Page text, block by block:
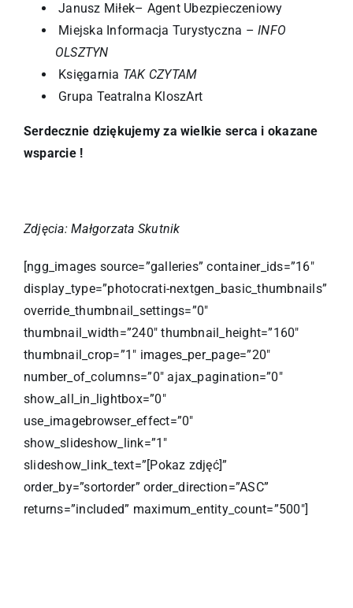
Janusz Miłek– Agent Ubezpieczeniowy
Miejska Informacja Turystyczna –INFO
OLSZTYN
Księgarnia TAK CZYTAM
Grupa Teatralna KloszArt
Serdecznie dziękujemy za wielkie serca i okazane
wsparcie !
Zdjęcia: Małgorzata Skutnik
[ngg_images source=”galleries” container_ids=”16″
display_type=”photocrati-nextgen_basic_thumbnails”
override_thumbnail_settings=”0″
thumbnail_width=”240″ thumbnail_height=”160″
thumbnail_crop=”1″ images_per_page=”20″
number_of_columns=”0″ ajax_pagination=”0″
show_all_in_lightbox=”0″
use_imagebrowser_effect=”0″
show_slideshow_link=”1″
slideshow_link_text=”[Pokaz zdjęć]”
order_by=”sortorder” order_direction=”ASC”
returns=”included” maximum_entity_count=”500″]